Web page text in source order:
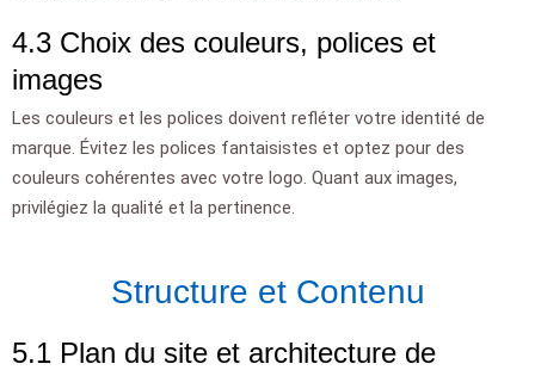
4.3 Choix des couleurs, polices et
images
Les couleurs et les polices doivent refléter votre identité de
marque. Évitez les polices fantaisistes et optez pour des
couleurs cohérentes avec votre logo. Quant aux images,
privilégiez la qualité et la pertinence.
Structure et Contenu
5.1 Plan du site et architecture de